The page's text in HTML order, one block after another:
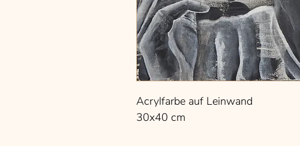
Acrylfarbe auf Leinwand
30x40 cm